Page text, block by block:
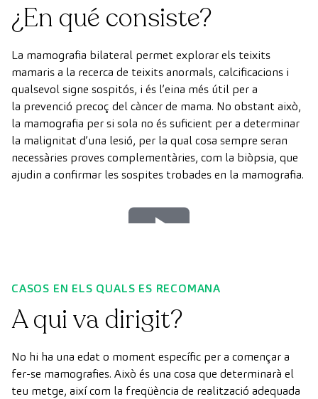
¿En qué consiste?
La mamografia bilateral permet explorar els teixits
mamaris a la recerca de teixits anormals, calcificacions i
qualsevol signe sospitós, i és l’eina més útil per a
la prevenció precoç del càncer de mama. No obstant això,
la mamografia per si sola no és suficient per a determinar
la malignitat d’una lesió, per la qual cosa sempre seran
necessàries proves complementàries, com la biòpsia, que
ajudin a confirmar les sospites trobades en la mamografia.
CASOS EN ELS QUALS ES RECOMANA
A qui va dirigit?
No hi ha una edat o moment específic per a començar a
fer-se mamografies. Això és una cosa que determinarà el
teu metge, així com la freqüència de realització adequada